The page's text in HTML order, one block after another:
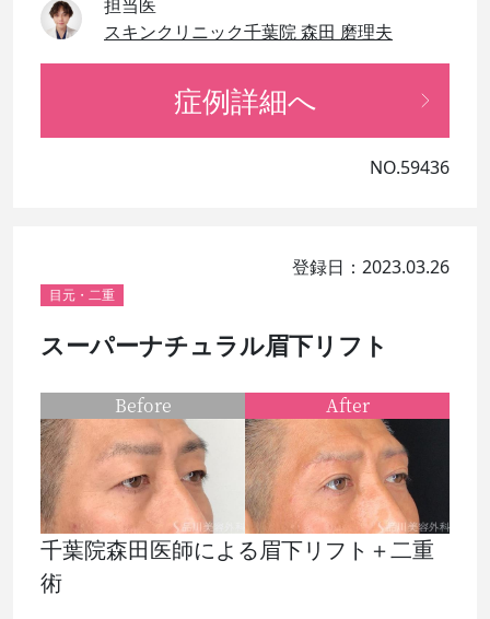
担当医
スキンクリニック千葉院 森田 磨理夫
症例詳細へ
NO.59436
登録日：2023.03.26
目元・二重
スーパーナチュラル眉下リフト
千葉院森田医師による眉下リフト＋二重
術
Before After